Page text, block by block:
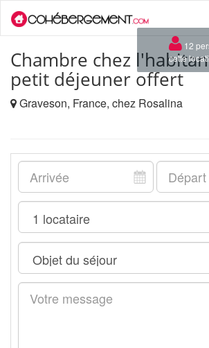
Chambre chez
petit déjeuner offert
Graveson, France, chez Rosalina
12
cette